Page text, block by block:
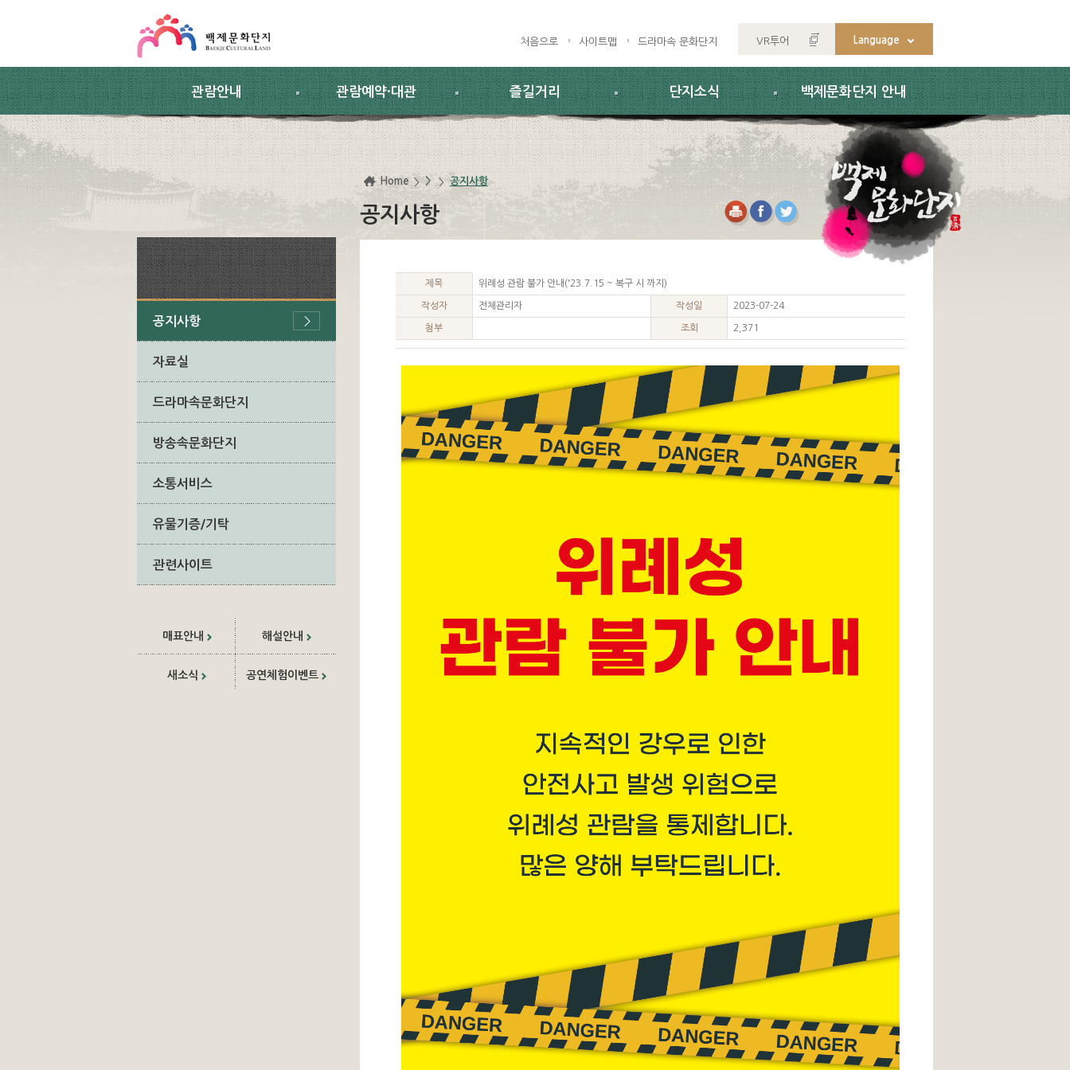
처음으로 사이트맵 드라마속 문화단지 VR투어 Language
관람안내 관람예약·대관 즐길거리 단지소식 백제문화단지 안내
공지사항
자료실
드라마속문화단지
방송속문화단지
소통서비스
유물기증/기탁
관련사이트
매표안내 해설안내
새소식 공연체험이벤트
Home > 공지사항
공지사항
제목 위례성 관람 불가 안내('23.7.15 ~ 복구 시 까지)
작성자 전체관리자 작성일 2023-07-24
첨부 조회 2,371